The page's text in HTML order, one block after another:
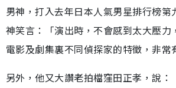
男神，打入去年日本人氣男星排行榜第
神笑言：「演出時，不會感到太大壓力
電影及劇集裏不同偵探家的特徵，非常
另外，他又大讚老拍檔窪田正孝，說：